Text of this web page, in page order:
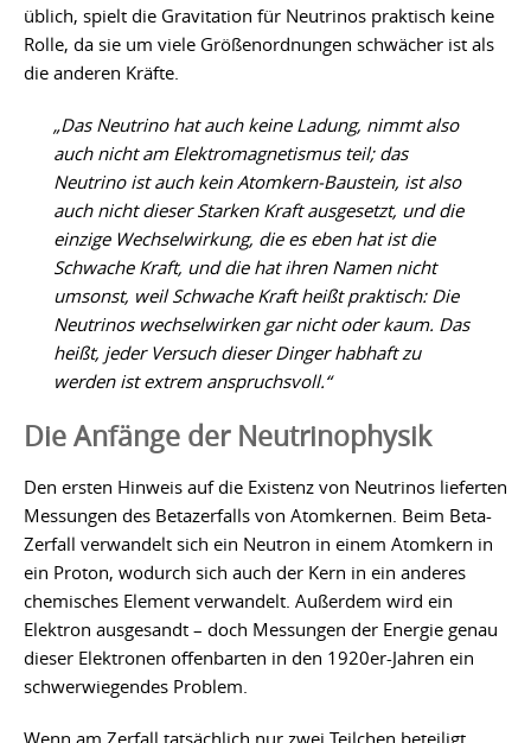
üblich, spielt die Gravitation für Neutrinos praktisch keine
Rolle, da sie um viele Größenordnungen schwächer ist als
die anderen Kräfte.
„Das Neutrino hat auch keine Ladung, nimmt also
auch nicht am Elektromagnetismus teil; das
Neutrino ist auch kein Atomkern-Baustein, ist also
auch nicht dieser Starken Kraft ausgesetzt, und die
einzige Wechselwirkung, die es eben hat ist die
Schwache Kraft, und die hat ihren Namen nicht
umsonst, weil Schwache Kraft heißt praktisch: Die
Neutrinos wechselwirken gar nicht oder kaum. Das
heißt, jeder Versuch dieser Dinger habhaft zu
werden ist extrem anspruchsvoll.“
Die Anfänge der Neutrinophysik
Den ersten Hinweis auf die Existenz von Neutrinos lieferten
Messungen des Betazerfalls von Atomkernen. Beim Beta-
Zerfall verwandelt sich ein Neutron in einem Atomkern in
ein Proton, wodurch sich auch der Kern in ein anderes
chemisches Element verwandelt. Außerdem wird ein
Elektron ausgesandt – doch Messungen der Energie genau
dieser Elektronen offenbarten in den 1920er-Jahren ein
schwerwiegendes Problem.
Wenn am Zerfall tatsächlich nur zwei Teilchen beteiligt